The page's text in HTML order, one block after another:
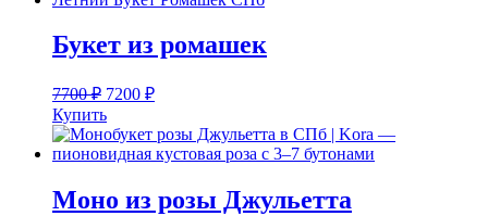
Букет из ромашек
7700₽ 7200 ₽
Купить
Моно из розы Джульетта